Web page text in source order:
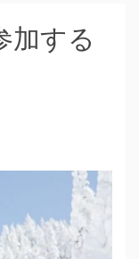
加する